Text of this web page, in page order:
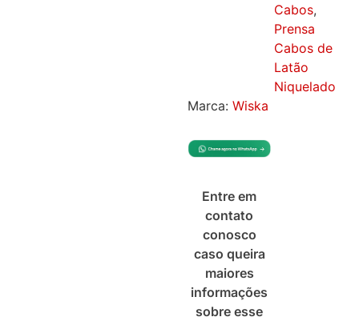
Cabos,
Prensa
Cabos de
Latão
Niquelado
Marca: Wiska
Entre em
contato
conosco
caso queira
maiores
informações
sobre esse